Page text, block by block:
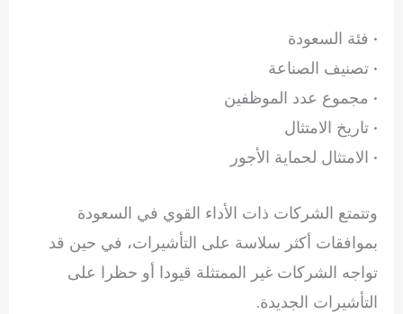
• فئة السعودة
• تصنيف الصناعة
• مجموع عدد الموظفين
• تاريخ الامتثال
• الامتثال لحماية الأجور
وتتمتع الشركات ذات الأداء القوي في السعودة
بموافقات أكثر سلاسة على التأشيرات، في حين قد
تواجه الشركات غير الممتثلة قيودا أو حظرا على
التأشيرات الجديدة.